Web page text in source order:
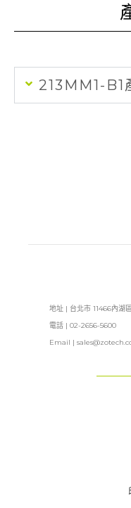
213MM1-B1
地址 | 台北市 11466內湖
電話 | 02-2656-5600
Email |